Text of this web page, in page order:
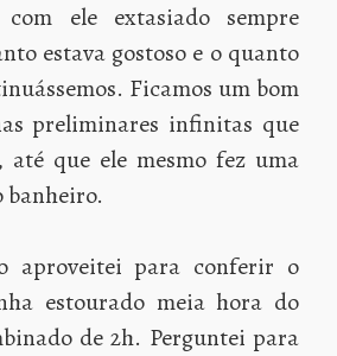
com ele extasiado sempre
estava gostoso e o quanto
Ficamos um bom
preliminares infinitas que
até que ele mesmo fez uma
banheiro.
aproveitei para conferir o
estourado meia hora do
de 2h. Perguntei para